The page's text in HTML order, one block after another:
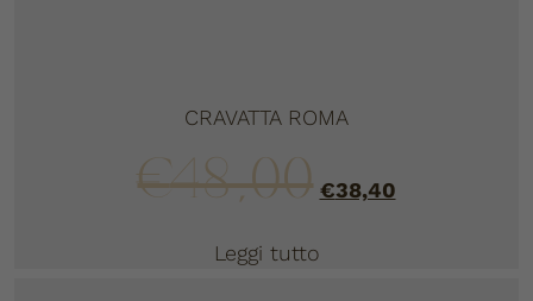
CRAVATTA ROMA
€48,00 €38,40
Leggi tutto